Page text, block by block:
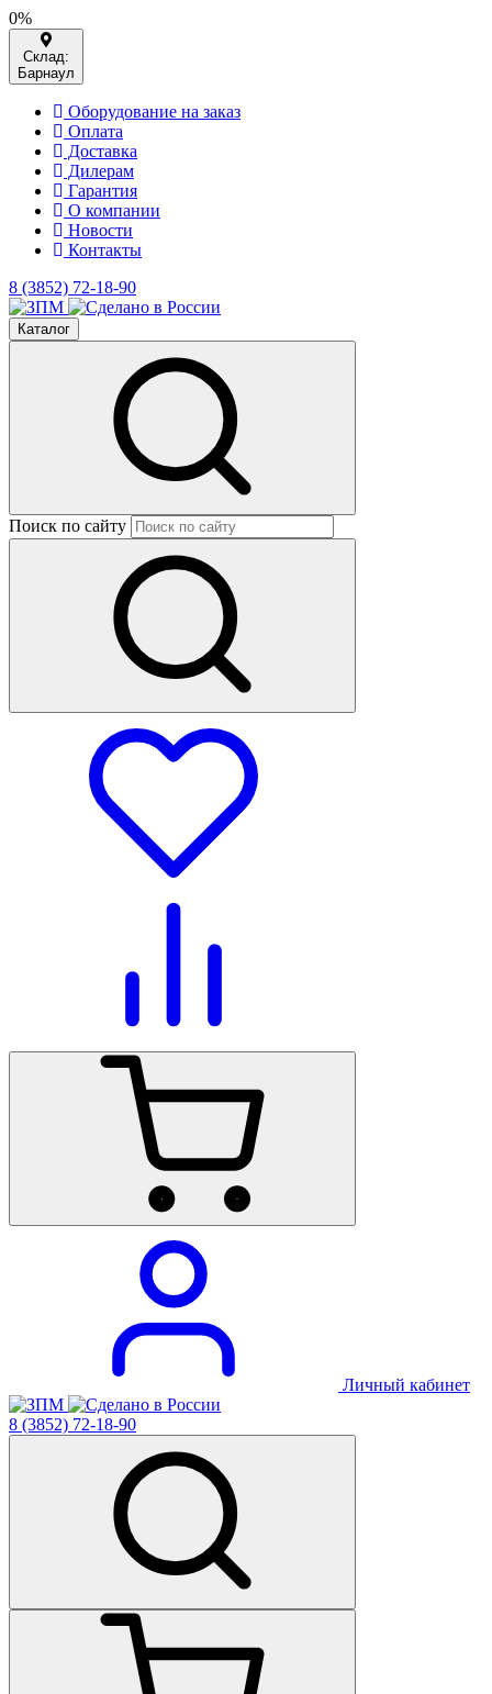
0%
Склад:
Барнаул
Оборудование на заказ
Оплата
Доставка
Дилерам
Гарантия
О компании
Новости
Контакты
8 (3852) 72-18-90
Каталог
Поиск по сайту
Личный кабинет
8 (3852) 72-18-90